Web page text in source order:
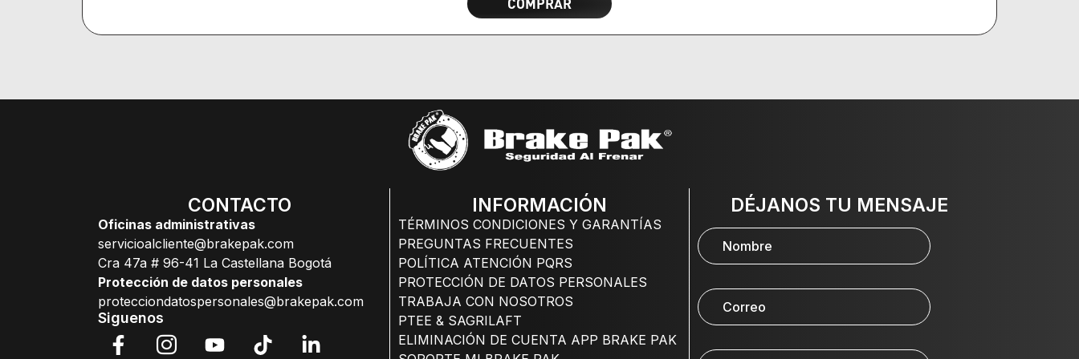
COMPRAR
CONTACTO
Oficinas administrativas
servicioalcliente@brakepak.com
Cra 47a # 96-41 La Castellana Bogotá
Protección de datos personales
protecciondatospersonales@brakepak.com
Siguenos
INFORMACIÓN
TÉRMINOS CONDICIONES Y GARANTÍAS
PREGUNTAS FRECUENTES
POLÍTICA ATENCIÓN PQRS
PROTECCIÓN DE DATOS PERSONALES
TRABAJA CON NOSOTROS
PTEE & SAGRILAFT
ELIMINACIÓN DE CUENTA APP BRAKE PAK
DÉJANOS TU MENSAJE